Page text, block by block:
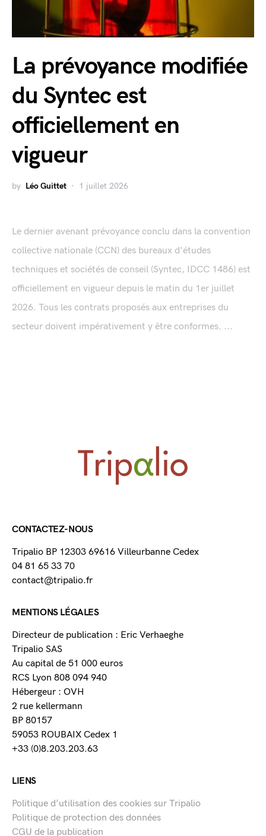
La prévoyance modifiée
du Syntec est
officiellement en
vigueur
by Léo Guittet 1 juillet 2026
Le dernier avenant prévoyance conclu dans la convention
collective nationale (CCN) des bureaux d'études
techniques et sociétés de conseil (Syntec, IDCC 1486) est
officiellement en vigueur depuis le matin du 1er juillet
2026. Tous les contrats proposés aux entreprises du
secteur doivent impérativement y être conformes. ...
CONTACTEZ-NOUS
Tripalio BP 12303 69616 Villeurbanne Cedex
04 81 65 33 70
contact@tripalio.fr
MENTIONS LÉGALES
Directeur de publication : Eric Verhaeghe
Tripalio SAS
Au capital de 51 000 euros
RCS Lyon 808 094 940
Hébergeur : OVH
2 rue kellermann
BP 80157
59053 ROUBAIX Cedex 1
+33 (0)8.203.203.63
LIENS
Politique d’utilisation des cookies sur Tripalio
Politique de protection des données
CGU de la publication